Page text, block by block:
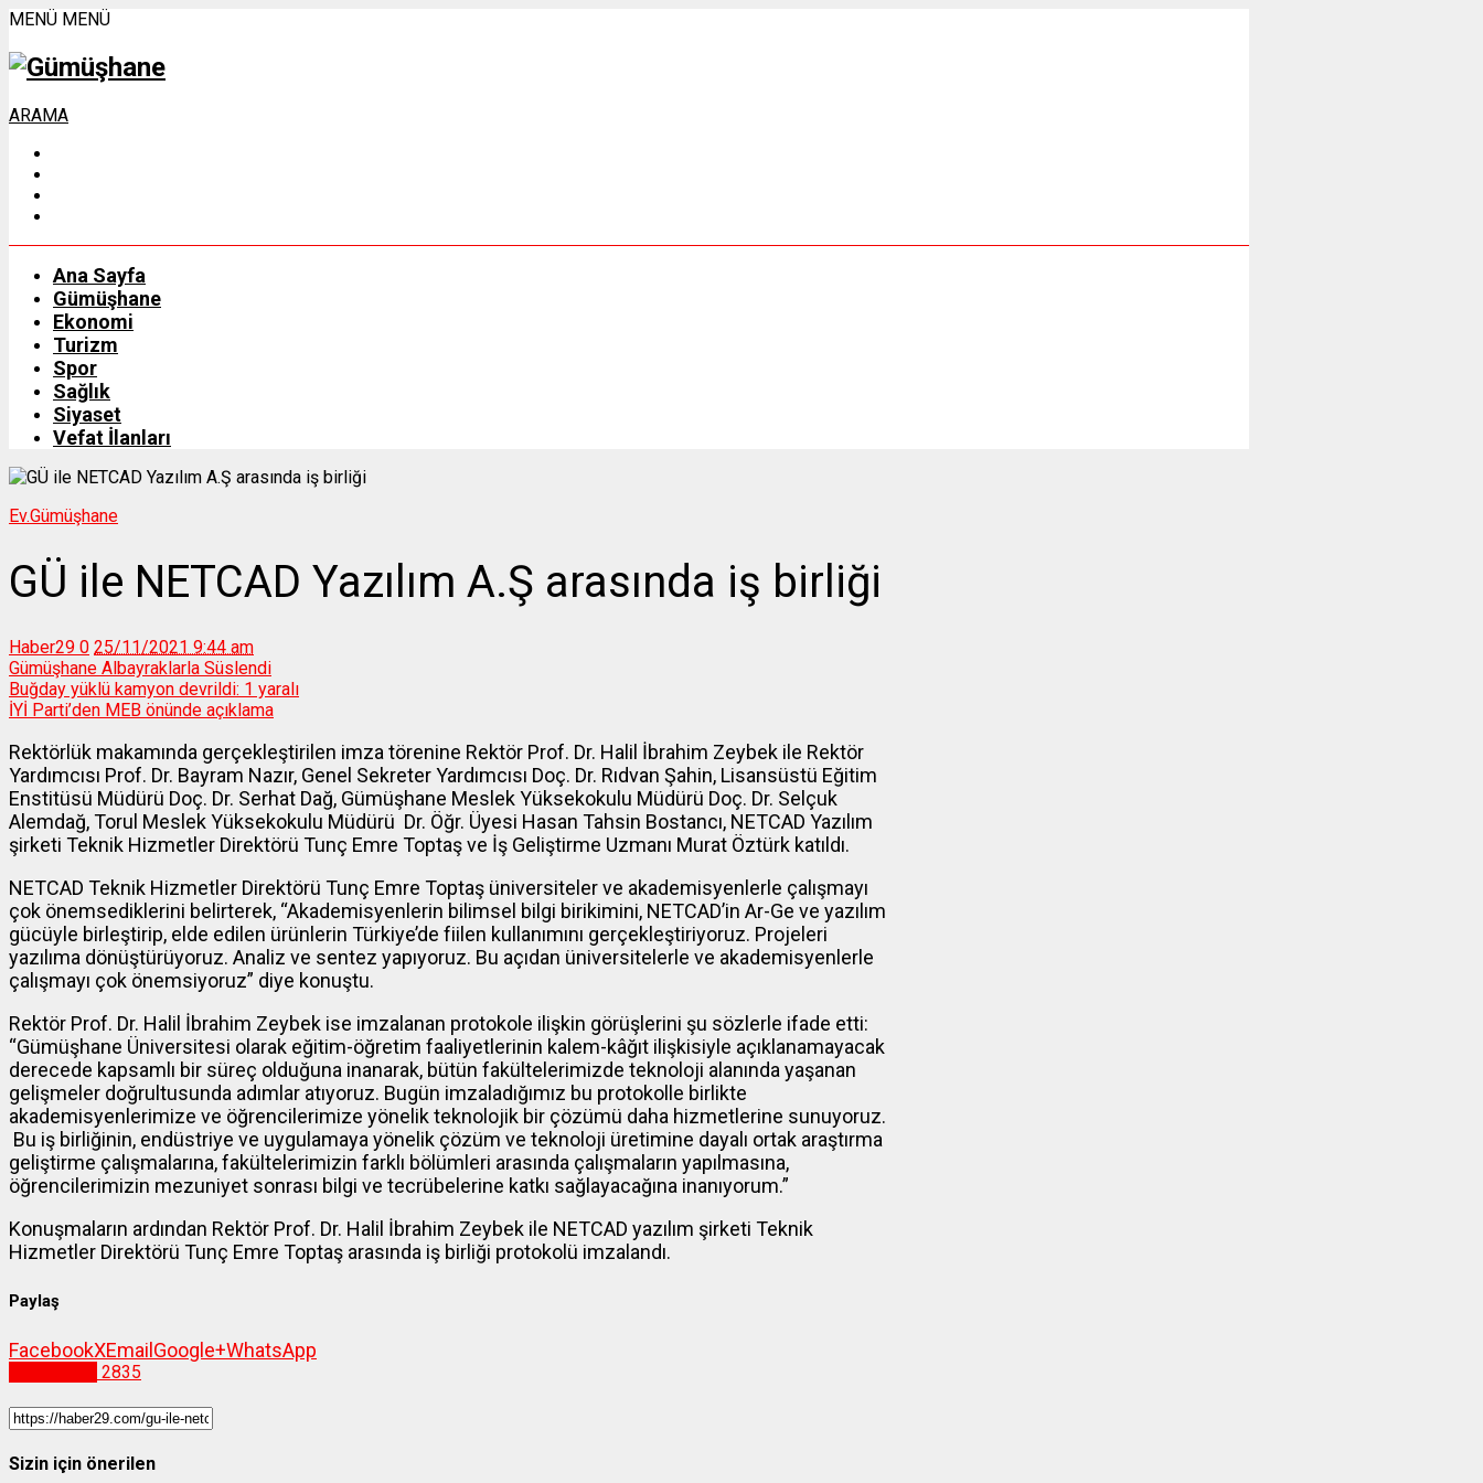
MENÜ MENÜ
ARAMA
Ana Sayfa
Gümüşhane
Ekonomi
Turizm
Spor
Sağlık
Siyaset
Vefat İlanları
Ev.Gümüşhane
GÜ ile NETCAD Yazılım A.Ş arasında iş birliği
Haber29 0 25/11/2021 9:44 am
Gümüşhane Albayraklarla Süslendi
Buğday yüklü kamyon devrildi: 1 yaralı
İYİ Parti’den MEB önünde açıklama
Rektörlük makamında gerçekleştirilen imza törenine Rektör Prof. Dr. Halil İbrahim Zeybek ile Rektör
Yardımcısı Prof. Dr. Bayram Nazır, Genel Sekreter Yardımcısı Doç. Dr. Rıdvan Şahin, Lisansüstü Eğitim
Enstitüsü Müdürü Doç. Dr. Serhat Dağ, Gümüşhane Meslek Yüksekokulu Müdürü Doç. Dr. Selçuk
Alemdağ, Torul Meslek Yüksekokulu Müdürü Dr. Öğr. Üyesi Hasan Tahsin Bostancı, NETCAD Yazılım
şirketi Teknik Hizmetler Direktörü Tunç Emre Toptaş ve İş Geliştirme Uzmanı Murat Öztürk katıldı.
NETCAD Teknik Hizmetler Direktörü Tunç Emre Toptaş üniversiteler ve akademisyenlerle çalışmayı
çok önemsediklerini belirterek, “Akademisyenlerin bilimsel bilgi birikimini, NETCAD’in Ar-Ge ve yazılım
gücüyle birleştirip, elde edilen ürünlerin Türkiye’de fiilen kullanımını gerçekleştiriyoruz. Projeleri
yazılıma dönüştürüyoruz. Analiz ve sentez yapıyoruz. Bu açıdan üniversitelerle ve akademisyenlerle
çalışmayı çok önemsiyoruz” diye konuştu.
Rektör Prof. Dr. Halil İbrahim Zeybek ise imzalanan protokole ilişkin görüşlerini şu sözlerle ifade etti:
“Gümüşhane Üniversitesi olarak eğitim-öğretim faaliyetlerinin kalem-kâğıt ilişkisiyle açıklanamayacak
derecede kapsamlı bir süreç olduğuna inanarak, bütün fakültelerimizde teknoloji alanında yaşanan
gelişmeler doğrultusunda adımlar atıyoruz. Bugün imzaladığımız bu protokolle birlikte
akademisyenlerimize ve öğrencilerimize yönelik teknolojik bir çözümü daha hizmetlerine sunuyoruz.
Bu iş birliğinin, endüstriye ve uygulamaya yönelik çözüm ve teknoloji üretimine dayalı ortak araştırma
geliştirme çalışmalarına, fakültelerimizin farklı bölümleri arasında çalışmaların yapılmasına,
öğrencilerimizin mezuniyet sonrası bilgi ve tecrübelerine katkı sağlayacağına inanıyorum.”
Konuşmaların ardından Rektör Prof. Dr. Halil İbrahim Zeybek ile NETCAD yazılım şirketi Teknik
Hizmetler Direktörü Tunç Emre Toptaş arasında iş birliği protokolü imzalandı.
Paylaş
FacebookXEmail Google+WhatsApp
2835
Sizin için önerilen